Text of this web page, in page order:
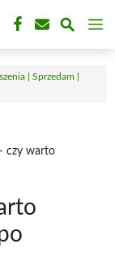
| Sprzedam |
czy warto